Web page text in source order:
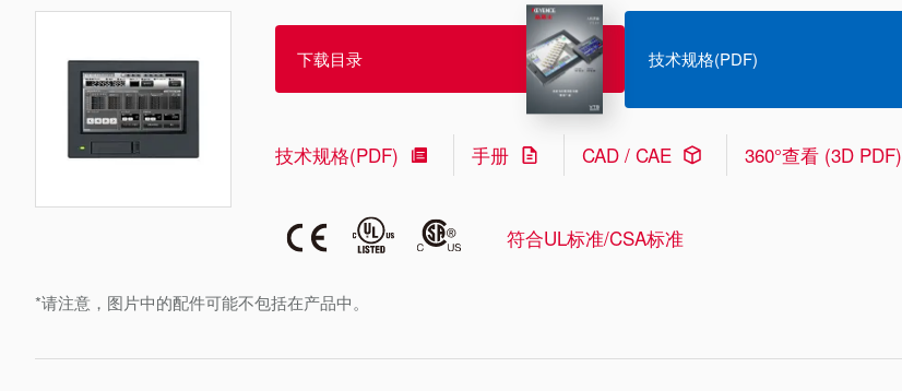
*请注意，图片中的配件可能不包括在产品中。
下载目录 技术规格(PDF)
技术规格(PDF) 手册 CAD / CAE 360°查看 (3D PDF)
符合UL标准/CSA标准